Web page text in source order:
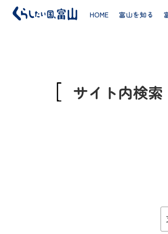
HOME 富山を知る
サイト内検索